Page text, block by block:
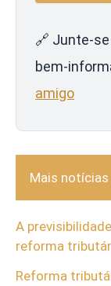
🔗 Junte-
bem-
amigo
Mais notícias
A
reforma
Reforma